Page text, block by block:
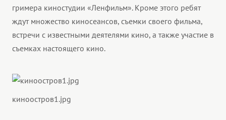
гримера киностудии «Ленфильм». Кроме этого ребят
ждут множество киносеансов, съемки своего фильма,
встречи с известными деятелями кино, а также участие в
съемках настоящего кино.
киноостров1.jpg